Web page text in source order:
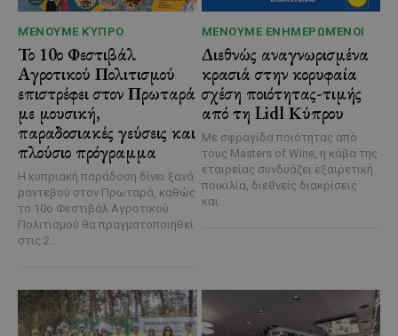
ΜΈΝΟΥΜΕ ΚΎΠΡΟ
Το 10ο Φεστιβάλ
Αγροτικού Πολιτισμού
επιστρέφει στον Πρωταρά
με μουσική,
παραδοσιακές γεύσεις και
πλούσιο πρόγραμμα
Η κυπριακή παράδοση δίνει ξανά
ραντεβού στον Πρωταρά, καθώς
το 10ο Φεστιβάλ Αγροτικού
Πολιτισμού θα πραγματοποιηθεί
στις 2...
ΜΈΝΟΥΜΕ ΕΝΗΜΕΡΩΜΈΝΟΙ
Διεθνώς αναγνωρισμένα
κρασιά στην κορυφαία
σχέση ποιότητας-τιμής
από τη Lidl Κύπρου
Με σφραγίδα ποιότητας από
τους Masters of Wine, η κάβα της
εταιρείας συνδυάζει εξαιρετική
ποικιλία, διεθνείς διακρίσεις
και...